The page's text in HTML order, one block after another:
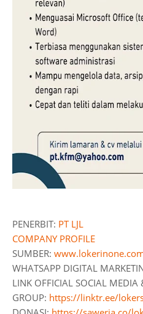
PENERBIT: PT LJL
COMPANY PROFILE
SUMBER:
WHATSAPP DIGITAL
LINK OFFICIAL SOCIAL MEDIA
GROUP: https://linktr.ee/